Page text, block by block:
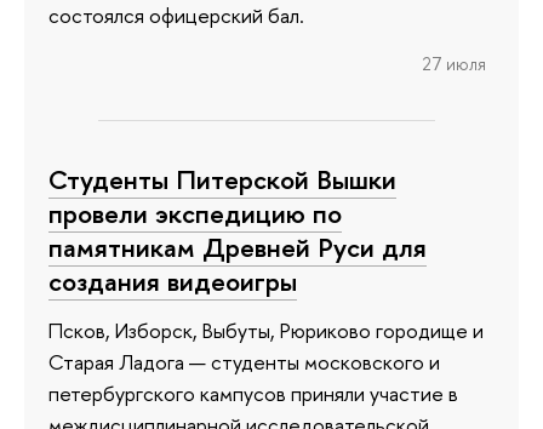
состоялся офицерский бал.
27 июля
Студенты Питерской Вышки
провели экспедицию по
памятникам Древней Руси для
создания видеоигры
Псков, Изборск, Выбуты, Рюриково городище и
Старая Ладога — студенты московского и
петербургского кампусов приняли участие в